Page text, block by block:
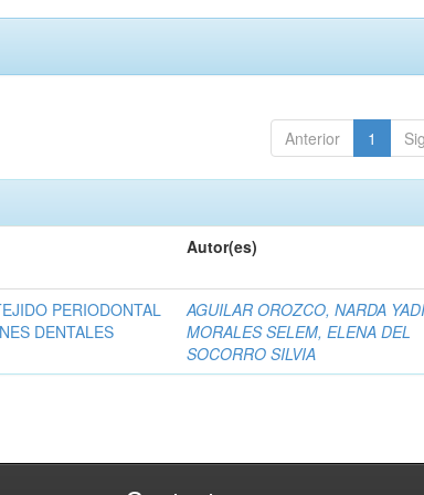
Anterior 1
Autor(es)
PERIODONTAL
DENTALES
AGUILAR OROZCO, NARDA
MORALES SELEM, ELENA DEL
SOCORRO SILVIA